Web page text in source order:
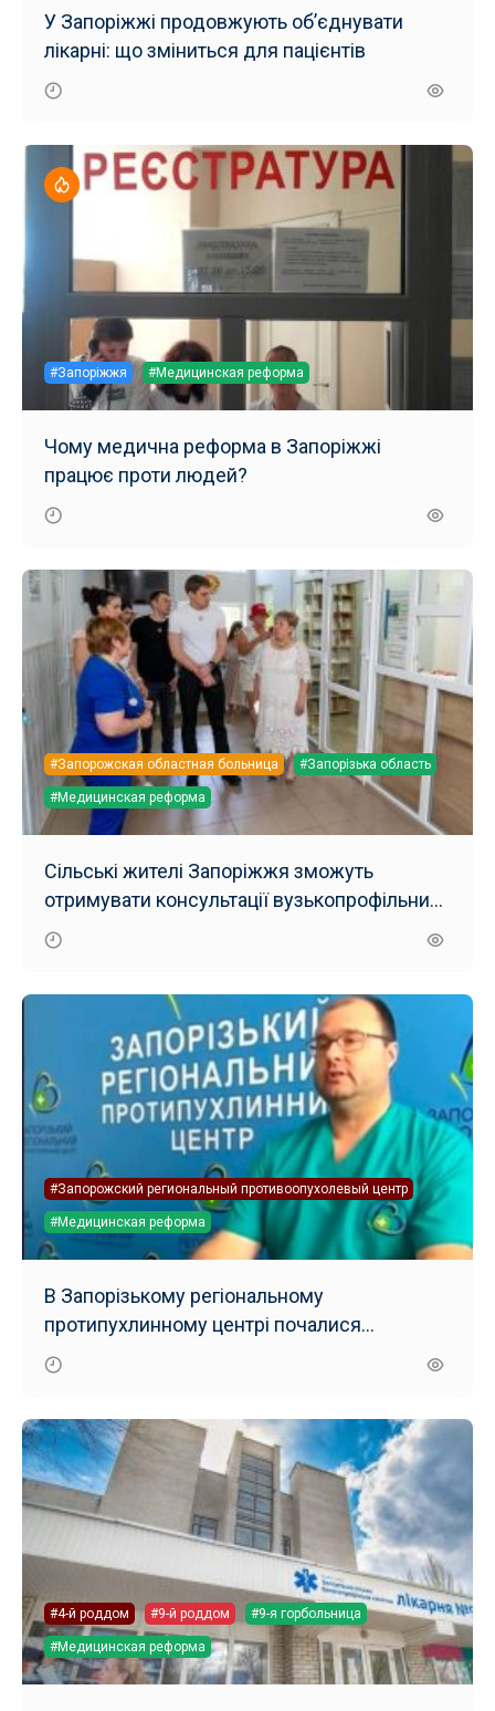
У Запоріжжі продовжують об’єднувати
лікарні: що зміниться для пацієнтів
#Запоріжжя #Медицинская реформа
Чому медична реформа в Запоріжжі
працює проти людей?
#Запорожская областная больница #Запорізька область
#Медицинская реформа
Сільські жителі Запоріжжя зможуть
отримувати консультації вузькопрофільних
лікарів у місцевих амбулаторіях
#Запорожский региональный противоопухолевый центр
#Медицинская реформа
В Запорізькому регіональному
протипухлинному центрі почалися
звільнення персоналу
#4-й роддом #9-й роддом #9-я горбольница
#Медицинская реформа